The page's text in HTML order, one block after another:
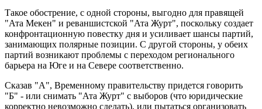
Такое обострение, с одной стороны, выгодно для правящей
"Ата Мекен" и реваншистской "Ата Журт", поскольку создает
конфронтационную повестку дня и усиливает шансы партий,
занимающих полярные позиции. С другой стороны, у обеих
партий возникают проблемы с переходом регионального
барьера на Юге и на Севере соответственно.
Сказав "А", Временному правительству придется говорить
"Б" - или снимать "Ата Журт" с выборов (что юридические
корректно невозможно сделать), или пытаться организовать